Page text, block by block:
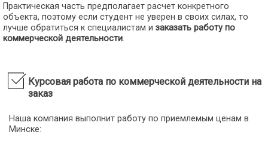
Практическая часть предполагает расчет конкретного
объекта, поэтому если студент не уверен в своих силах, то
лучше обратиться к специалистам и заказать работу по
коммерческой деятельности.
Курсовая работа по коммерческой деятельности на
заказ
Наша компания выполнит работу по приемлемым ценам в
Минске: